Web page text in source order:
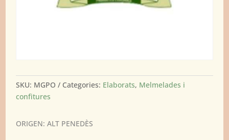
SKU: MGPO Categories: Elaborats, Melmelades i
confitures
ORIGEN: ALT PENEDÈS